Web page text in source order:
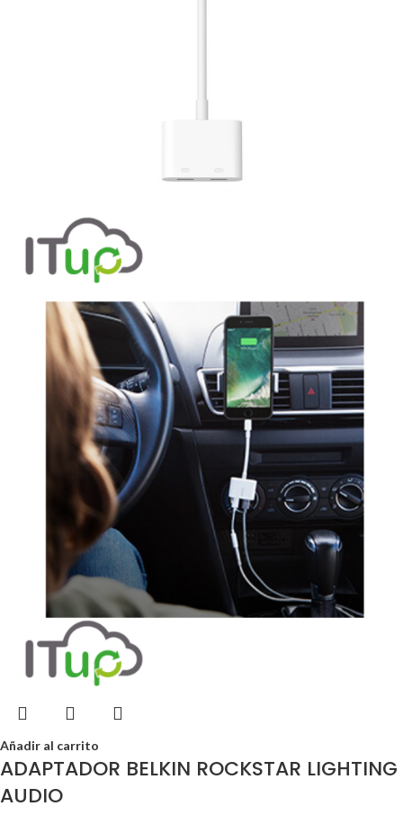
Añadir al carrito
ADAPTADOR BELKIN ROCKSTAR LIGHTING
AUDIO